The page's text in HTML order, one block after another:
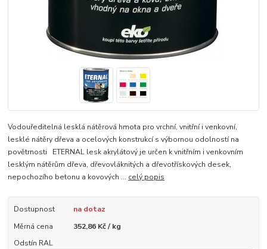
Vodouředitelná lesklá nátěrová hmota pro vrchní, vnitřní i venkovní,
lesklé nátěry dřeva a ocelových konstrukcí s výbornou odolností na
povětrnosti ETERNAL lesk akrylátový je určen k vnitřním i venkovním
lesklým nátěrům dřeva, dřevovláknitých a dřevotřískových desek,
nepochozího betonu a kovových ... celý popis
Dostupnost
na dotaz
Měrná cena
352,86 Kč / kg
Odstín RAL